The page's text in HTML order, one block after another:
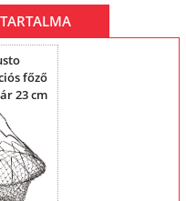
főző
23 cm